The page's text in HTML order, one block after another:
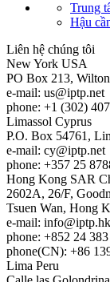
Trung
Hậu
Liên hệ chúng tôi
New York USA
PO Box 213,
e-mail: us
iptp.net
phone: +1 (302)
Limassol Cyprus
P.O. Box 54761,
e-mail: cy
iptp.net
phone: +357 25
Hong Kong SAR
2602A, 26/F,
Tsuen Wan, Hong
e-mail: info
iptp.hk
phone: +852 24
phone(CN): +86
Lima Peru